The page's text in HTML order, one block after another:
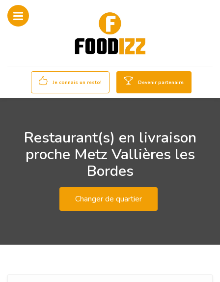
Je connais un resto! Devenir partenaire
Restaurant(s) en livraison
proche Metz Vallières les
Bordes
Changer de quartier